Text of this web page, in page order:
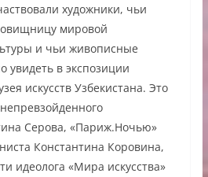
художники, чьи
мировой
и чьи живописные
увидеть в экспозиции
искусств Узбекистана. Это
Серова, «Париж.Ночью»
Константина Коровина,
идеолога «Мира искусства»